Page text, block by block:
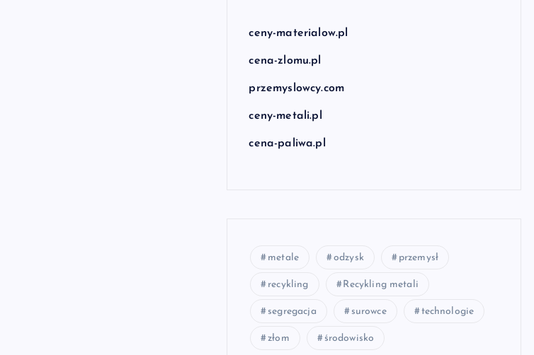
ceny-materialow.pl
cena-zlomu.pl
przemyslowcy.com
ceny-metali.pl
cena-paliwa.pl
metale odzysk przemysł
recykling Recykling metali
segregacja surowce technologie
złom środowisko